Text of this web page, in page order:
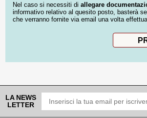
Nel caso si necessiti di allegare
informativo relativo al quesito posto, basterà
che verranno fornite via email una volta
LA NEWS
LETTER